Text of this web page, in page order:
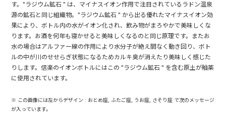
す。"ラジウム鉱石 " は、マイナスイオン作用で注目されているラドン温泉
源の鉱石と同じ組織物。"ラジウム鉱石 " から出る優れたマイナスイオン効
果により、ボトル内の水がイオン化され、飲み物がまろやかで美味しくな
ります。お酒を何年も寝かせると美味しくなるのと同じ原理です。またお
水の場合はアルファー線の作用により水分子が絶え間なく動き回り、ボト
ルの中が川のせせらぎ状態になるためカルキ臭が消えたり美味しく感じた
りします。信楽のイオンボトルにはこの "ラジウム鉱石 " を含む原土が釉薬
に使用されています。
※ この画像には左からデザイン : おとめ座, ふたご座, うお座, さそり座 で次のメッセージ
が入っています。